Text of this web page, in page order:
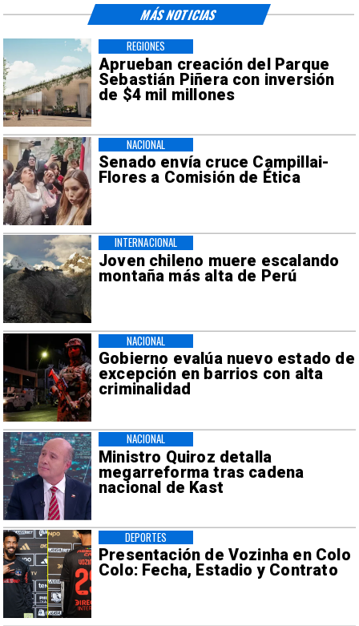
Aprueban creación del Parque
Sebastián Piñera con inversión
de $4 mil millones
REGIONES
Senado envía cruce Campillai-
Flores a Comisión de Ética
NACIONAL
Joven chileno muere escalando
montaña más alta de Perú
INTERNACIONAL
Gobierno evalúa nuevo estado de
excepción en barrios con alta
criminalidad
NACIONAL
Ministro Quiroz detalla
megarreforma tras cadena
nacional de Kast
NACIONAL
Presentación de Vozinha en Colo
Colo: Fecha, Estadio y Contrato
DEPORTES
MÁS NOTICIAS